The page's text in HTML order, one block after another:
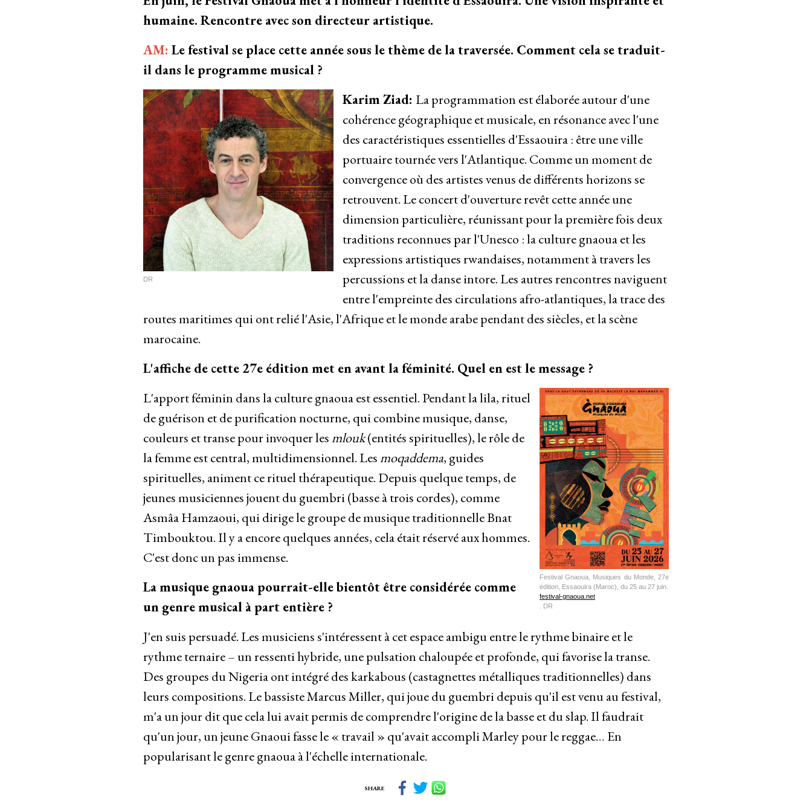
humaine. Rencontre avec son directeur artistique.
AM: Le festival se place cette année sous le thème de la traversée. Comment cela se traduit-
il dans le programme musical ?
DR
Karim Ziad: La programmation est élaborée autour d'une
cohérence géographique et musicale, en résonance avec l'une
des caractéristiques essentielles d'Essaouira : être une ville
portuaire tournée vers l'Atlantique. Comme un moment de
convergence où des artistes venus de différents horizons se
retrouvent. Le concert d'ouverture revêt cette année une
dimension particulière, réunissant pour la première fois deux
traditions reconnues par l'Unesco : la culture gnaoua et les
expressions artistiques rwandaises, notamment à travers les
percussions et la danse intore. Les autres rencontres naviguent
entre l'empreinte des circulations afro-atlantiques, la trace des
routes maritimes qui ont relié l'Asie, l'Afrique et le monde arabe pendant des siècles, et la scène
marocaine.
L'affiche de cette 27e édition met en avant la féminité. Quel en est le message ?
Festival Gnaoua, Musiques du Monde, 27e
édition, Essaouira (Maroc), du 25 au 27 juin.
festival-gnaoua.net
. DR
L'apport féminin dans la culture gnaoua est essentiel. Pendant la lila, rituel
de guérison et de purification nocturne, qui combine musique, danse,
couleurs et transe pour invoquer lesmlouk(entités spirituelles), le rôle de
la femme est central, multidimensionnel. Lesmoqaddema, guides
spirituelles, animent ce rituel thérapeutique. Depuis quelque temps, de
jeunes musiciennes jouent du guembri (basse à trois cordes), comme
Asmâa Hamzaoui, qui dirige le groupe de musique traditionnelle Bnat
Timbouktou. Il y a encore quelques années, cela était réservé aux hommes.
C'est donc un pas immense.
La musique gnaoua pourrait-elle bientôt être considérée comme
un genre musical à part entière ?
J'en suis persuadé. Les musiciens s'intéressent à cet espace ambigu entre le rythme binaire et le
rythme ternaire – un ressenti hybride, une pulsation chaloupée et profonde, qui favorise la transe.
Des groupes du Nigeria ont intégré des karkabous (castagnettes métalliques traditionnelles) dans
leurs compositions. Le bassiste Marcus Miller, qui joue du guembri depuis qu'il est venu au festival,
m'a un jour dit que cela lui avait permis de comprendre l'origine de la basse et du slap. Il faudrait
qu'un jour, un jeune Gnaoui fasse le « travail » qu'avait accompli Marley pour le reggae… En
popularisant le genre gnaoua à l'échelle internationale.
SHARE